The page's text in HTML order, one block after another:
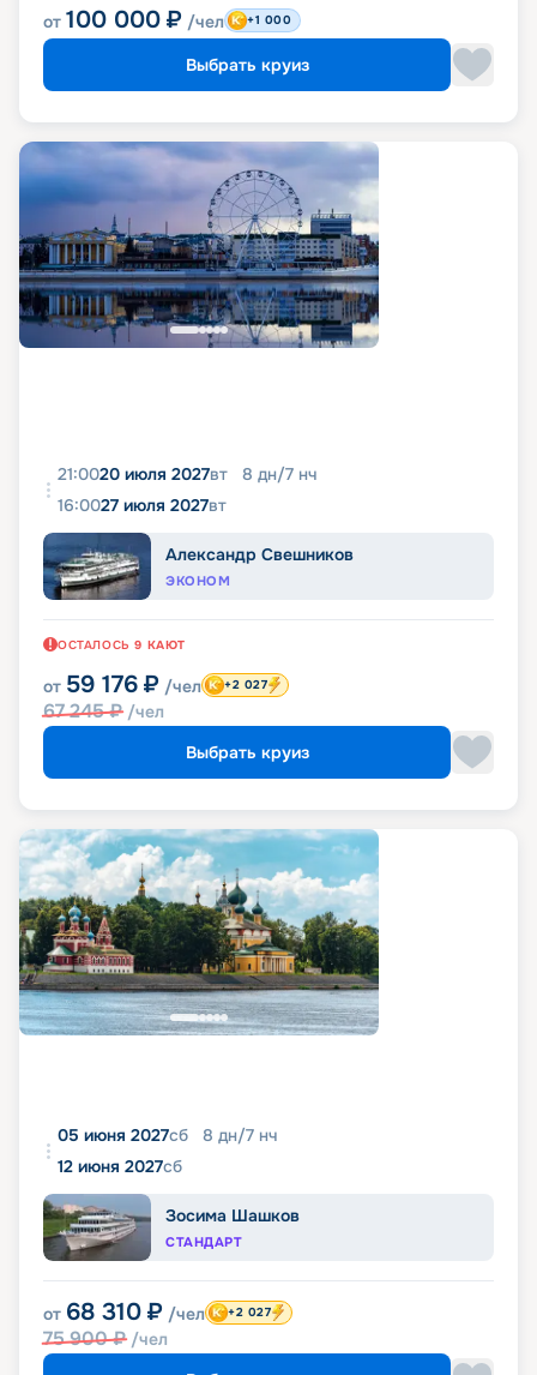
от 100 000 ₽ /чел +1 000
Выбрать круиз
21:0020 июля 2027вт 8 дн/7 нч
16:0027 июля 2027вт
Александр Свешников
ЭКОНОМ
ОСТАЛОСЬ 9 КАЮТ
от 59 176 ₽ /чел
67 245₽ /чел
+2 027
Выбрать круиз
05 июня 2027сб 8 дн/7 нч
12 июня 2027сб
Зосима Шашков
СТАНДАРТ
от 68 310 ₽ /чел
75 900₽ /чел
+2 027